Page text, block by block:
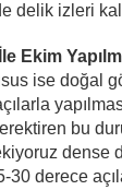
delik izleri
Ekim
ise doğal
bu
dense
30 derece